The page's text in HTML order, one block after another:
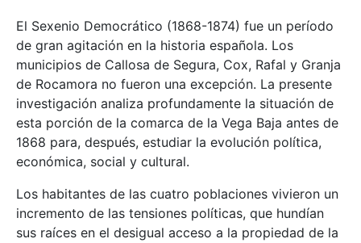
El Sexenio Democrático (1868-1874) fue un período
de gran agitación en la historia española. Los
municipios de Callosa de Segura, Cox, Rafal y Granja
de Rocamora no fueron una excepción. La presente
investigación analiza profundamente la situación de
esta porción de la comarca de la Vega Baja antes de
1868 para, después, estudiar la evolución política,
económica, social y cultural.
Los habitantes de las cuatro poblaciones vivieron un
incremento de las tensiones políticas, que hundían
sus raíces en el desigual acceso a la propiedad de la